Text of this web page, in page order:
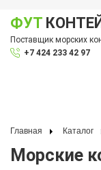
ФУТ
Поставщик морских
+7 424 233 42 97
Главная Каталог
Морские
меню